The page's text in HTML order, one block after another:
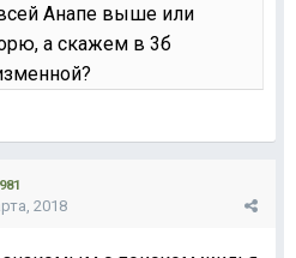
Анапе выше или
а скажем в 3б
2018